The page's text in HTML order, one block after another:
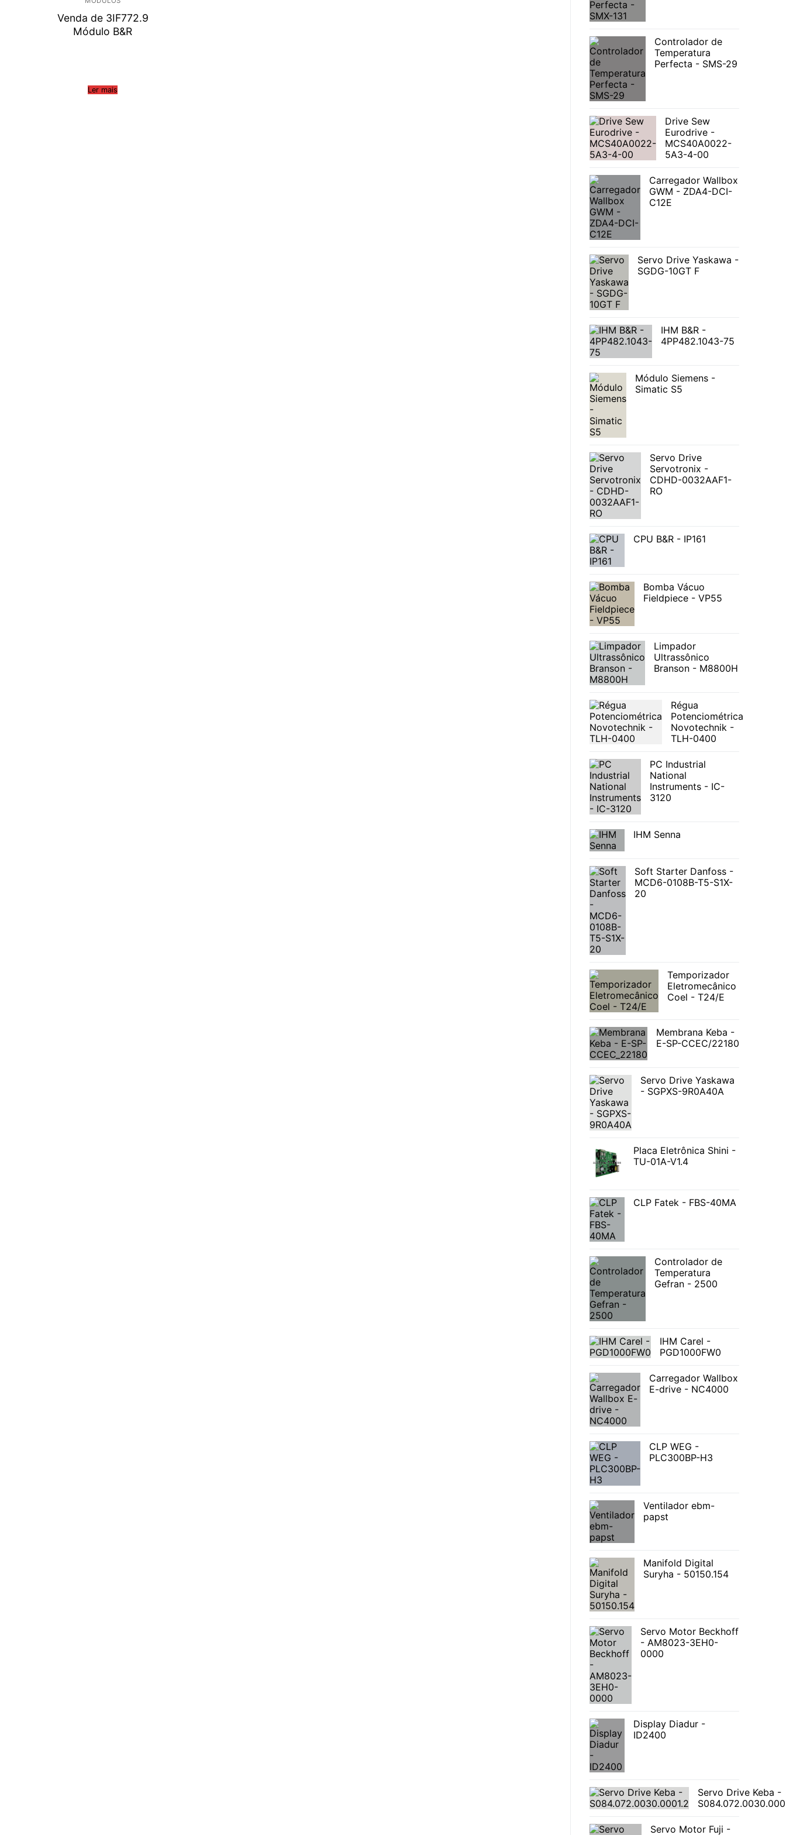
Venda de 3IF772.9
Módulo B&R
Ler mais
Controlador de
Temperatura
Perfecta - SMS-29
Drive Sew
Eurodrive -
MCS40A0022-
5A3-4-00
Carregador Wallbox
GWM - ZDA4-DCI-
C12E
Servo Drive Yaskawa -
SGDG-10GT F
IHM B&R -
4PP482.1043-75
Módulo Siemens -
Simatic S5
Servo Drive
Servotronix -
CDHD-0032AAF1-
RO
CPU B&R - IP161
Bomba Vácuo
Fieldpiece - VP55
Limpador
Ultrassônico
Branson - M8800H
Régua
Potenciométrica
Novotechnik -
TLH-0400
PC Industrial
National
Instruments - IC-
3120
IHM Senna
Soft Starter Danfoss -
MCD6-0108B-T5-S1X-
20
Temporizador
Eletromecânico
Coel - T24/E
Membrana Keba -
E-SP-CCEC/22180
Servo Drive Yaskawa
- SGPXS-9R0A40A
Placa Eletrônica Shini -
TU-01A-V1.4
CLP Fatek - FBS-40MA
Controlador de
Temperatura
Gefran - 2500
IHM Carel -
PGD1000FW0
Carregador Wallbox
E-drive - NC4000
CLP WEG -
PLC300BP-H3
Ventilador ebm-
papst
Manifold Digital
Suryha - 50150.154
Servo Motor Beckhoff
- AM8023-3EH0-
0000
Display Diadur -
ID2400
Servo Drive Keba -
Servo Motor Fuji -